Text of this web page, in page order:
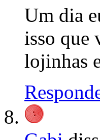
Um dia
isso que
lojinhas